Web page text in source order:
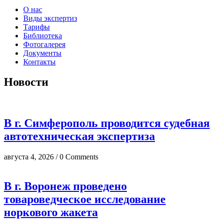
О нас
Виды экспертиз
Тарифы
Библиотека
Фотогалерея
Документы
Контакты
Новости
В г. Симферополь проводится судебная
автотехническая экспертиза
августа 4, 2026 / 0 Comments
В г. Воронеж проведено
товароведческое исследование
норкового жакета